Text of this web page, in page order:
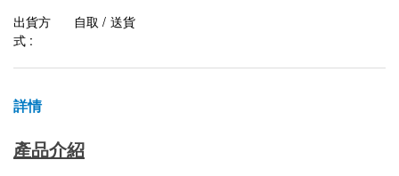
出貨方
式 :
自取 / 送貨
詳情
產品介紹